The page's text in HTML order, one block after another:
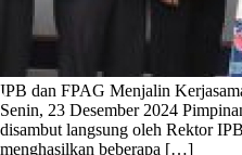
IPB dan FPAG Menjalin
Senin, 23 Desember 2024­
disambut langsung oleh Rektor
menghasilkan beberapa […]